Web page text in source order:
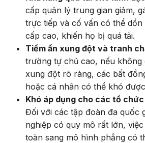
cấp quản lý trung gian giảm,
trực tiếp và cố vấn có thể dồn
cấp cao, khiến họ bị quá tải.
Tiềm ẩn xung đột và tranh
trường tự chủ cao, nếu không
xung đột rõ ràng, các bất
hoặc cá nhân có thể khó
Khó áp dụng cho các tổ
Đối với các tập đoàn đa quốc
nghiệp có quy mô rất lớn,
toàn sang mô hình phẳng có